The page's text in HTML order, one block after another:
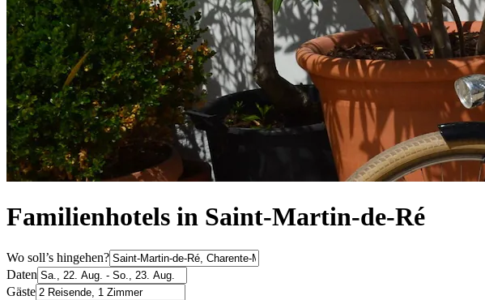
Familienhotels in Saint-Martin-de-Ré
Wo soll’s hingehen?
Daten
Gäste